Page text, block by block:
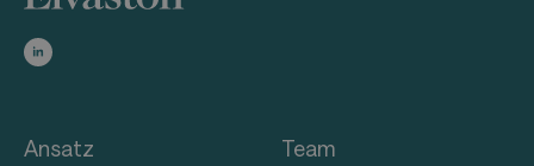
Ansatz Team